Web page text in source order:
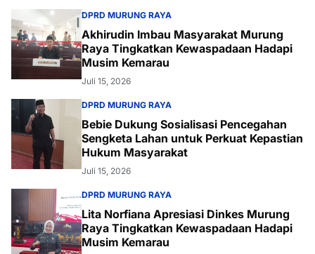
DPRD MURUNG RAYA
Akhirudin Imbau Masyarakat Murung
Raya Tingkatkan Kewaspadaan Hadapi
Musim Kemarau
Juli 15, 2026
DPRD MURUNG RAYA
Bebie Dukung Sosialisasi Pencegahan
Sengketa Lahan untuk Perkuat Kepastian
Hukum Masyarakat
Juli 15, 2026
DPRD MURUNG RAYA
Lita Norfiana Apresiasi Dinkes Murung
Raya Tingkatkan Kewaspadaan Hadapi
Musim Kemarau